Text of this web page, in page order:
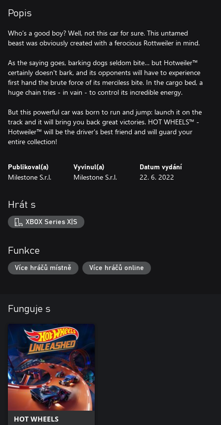
Popis
Who’s a good boy? Well, not this car for sure. This untamed
beast was obviously created with a ferocious Rottweiler in mind.
As the saying goes, barking dogs seldom bite… but Hotweiler™
certainly doesn't bark, and its opponents will have to experience
first hand the brute force of its merciless bite. In the cargo bed, a
huge chain tries - in vain - to control its incredible energy.
But this powerful car was born to run and jump: launch it on the
track and it will bring you back great victories. HOT WHEELS™ -
Hotweiler™ will be the driver's best friend and will guard your
entire collection!
Publikoval(a)
Milestone S.r.l.
Vyvinul(a)
Milestone S.r.l.
Datum vydání
22. 6. 2022
Hrát s
XBOX Series X|S
Funkce
Více hráčů místně Více hráčů online
Funguje s
HOT WHEELS